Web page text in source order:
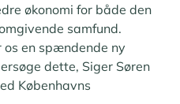
økonomi for både den
samfund.
en spændende ny
dette, Siger Søren
Københavns